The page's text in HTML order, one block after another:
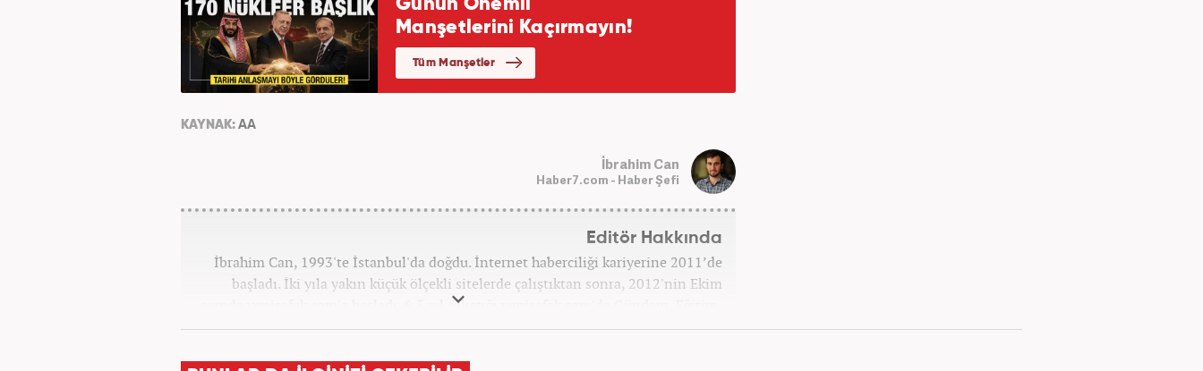
KAYNAK: AA
İbrahim Can
Haber7.com - Haber Şefi
Editör Hakkında
İbrahim Can, 1993'te İstanbul'da doğdu. İnternet haberciliği kariyerine 2011’de
başladı. İki yıla yakın küçük ölçekli sitelerde çalıştıktan sonra, 2012'nin Ekim
ayında yenisafak.com'a başladı. 6,5 yıl çalıştığı yenisafak.com'da Gündem, Eğitim,
Hayat, Dünya, Spor ve Video kategorilerinde çalıştı. Bir süre akşam sorumluluğu